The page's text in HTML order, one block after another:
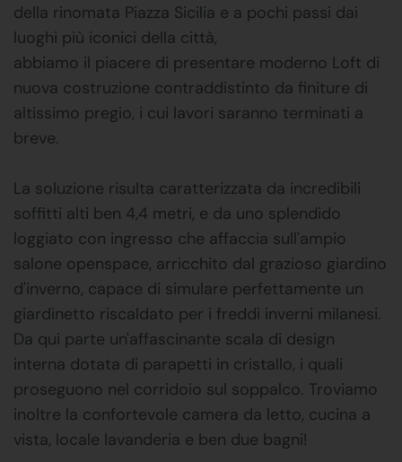
della rinomata Piazza Sicilia e a pochi passi dai
luoghi più iconici della città,
abbiamo il piacere di presentare moderno Loft di
nuova costruzione contraddistinto da finiture di
altissimo pregio, i cui lavori saranno terminati a
breve.
La soluzione risulta caratterizzata da incredibili
soffitti alti ben 4,4 metri, e da uno splendido
loggiato con ingresso che affaccia sull'ampio
salone openspace, arricchito dal grazioso giardino
d'inverno, capace di simulare perfettamente un
giardinetto riscaldato per i freddi inverni milanesi.
Da qui parte un'affascinante scala di design
interna dotata di parapetti in cristallo, i quali
proseguono nel corridoio sul soppalco. Troviamo
inoltre la confortevole camera da letto, cucina a
vista, locale lavanderia e ben due bagni!